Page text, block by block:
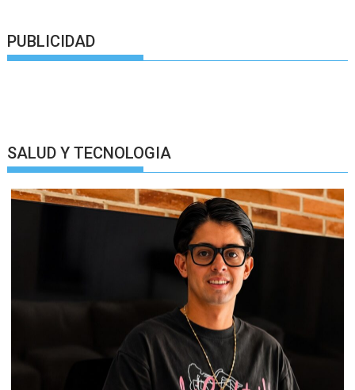
PUBLICIDAD
SALUD Y TECNOLOGIA